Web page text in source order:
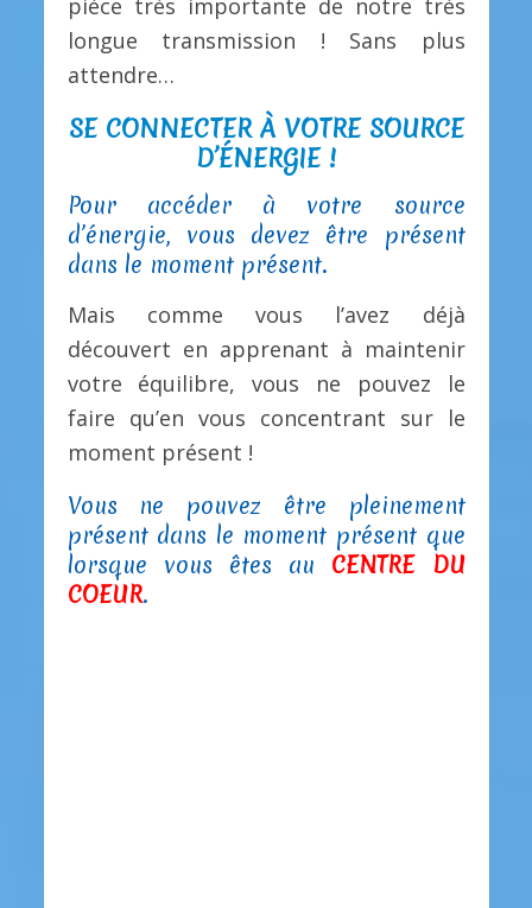
pièce très importante de notre très
longue transmission ! Sans plus
attendre…
SE CONNECTER À VOTRE SOURCE
D’ÉNERGIE !
Pour accéder à votre source
d’énergie, vous devez être présent
dans le moment présent.
Mais comme vous l’avez déjà
découvert en apprenant à maintenir
votre équilibre, vous ne pouvez le
faire qu’en vous concentrant sur le
moment présent !
Vous ne pouvez être pleinement
présent dans le moment présent que
lorsque vous êtes au CENTRE DU
COEUR.